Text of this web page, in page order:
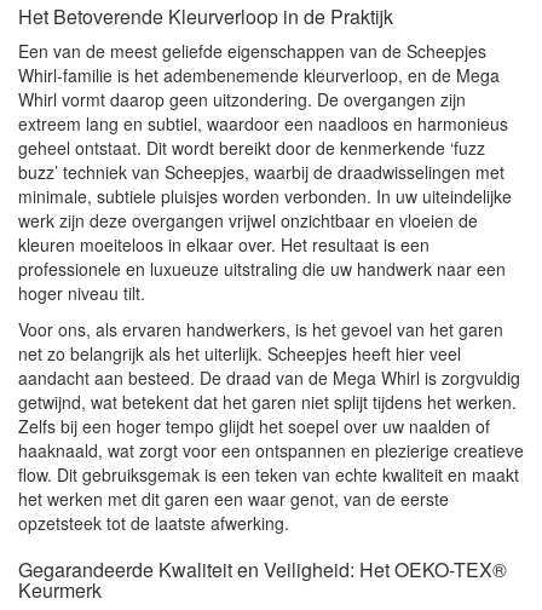
Het Betoverende Kleurverloop in de Praktijk
Een van de meest geliefde eigenschappen van de Scheepjes
Whirl-familie is het adembenemende kleurverloop, en de Mega
Whirl vormt daarop geen uitzondering. De overgangen zijn
extreem lang en subtiel, waardoor een naadloos en harmonieus
geheel ontstaat. Dit wordt bereikt door de kenmerkende ‘fuzz
buzz’ techniek van Scheepjes, waarbij de draadwisselingen met
minimale, subtiele pluisjes worden verbonden. In uw uiteindelijke
werk zijn deze overgangen vrijwel onzichtbaar en vloeien de
kleuren moeiteloos in elkaar over. Het resultaat is een
professionele en luxueuze uitstraling die uw handwerk naar een
hoger niveau tilt.
Voor ons, als ervaren handwerkers, is het gevoel van het garen
net zo belangrijk als het uiterlijk. Scheepjes heeft hier veel
aandacht aan besteed. De draad van de Mega Whirl is zorgvuldig
getwijnd, wat betekent dat het garen niet splijt tijdens het werken.
Zelfs bij een hoger tempo glijdt het soepel over uw naalden of
haaknaald, wat zorgt voor een ontspannen en plezierige creatieve
flow. Dit gebruiksgemak is een teken van echte kwaliteit en maakt
het werken met dit garen een waar genot, van de eerste
opzetsteek tot de laatste afwerking.
Gegarandeerde Kwaliteit en Veiligheid: Het OEKO-TEX®
Keurmerk